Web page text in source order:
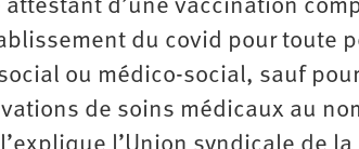
d’une vaccination
du covid pour toute
ou médico-social, sauf
de soins médicaux au